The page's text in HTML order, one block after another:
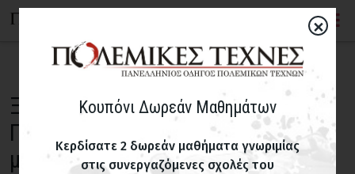
Ξεκινάει το πρόγραμμα Ται Τσι στο
Πάρκο. Που διεξάγονται τα
μαθήματα
×
Κουπόνι Δωρεάν Μαθημάτων
Κερδίσατε 2 δωρεάν μαθήματα γνωριμίας
στις συνεργαζόμενες σχολές του